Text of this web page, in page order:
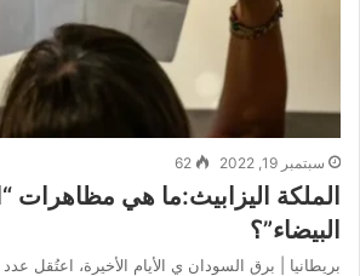
سبتمبر 19, 2022 62
الملكة اليزابيث:ما هي مظاهرات
البيضاء”؟
بريطانيا | برق السودان ي الأيام الأخيرة، اعتُقل